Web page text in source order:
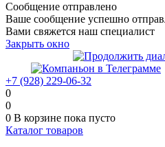
Сообщение отправлено
Ваше сообщение успешно
Вами свяжется наш специалист
Закрыть окно
+7 (928) 229-06-32
0
0
0 В корзине пока пусто
Каталог товаров